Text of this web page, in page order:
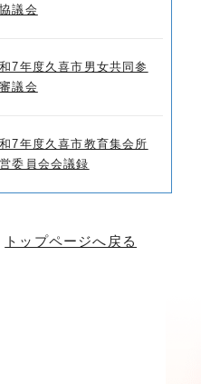
議会
7年度久喜市男女共同参
議会
7年度久喜市教育集会所
委員会会議録
トップページへ戻る